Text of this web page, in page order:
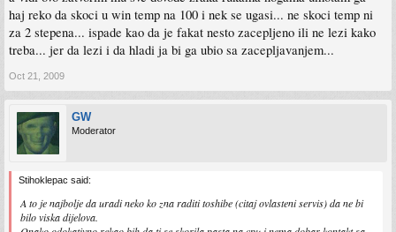
haj reko da skoci u win temp na 100 i nek se ugasi... ne skoci temp ni
za 2 stepena... ispade kao da je fakat nesto zacepljeno ili ne lezi kako
treba... jer da lezi i da hladi ja bi ga ubio sa zacepljavanjem...
Oct 21, 2009
GW
Moderator
Stihoklepac said:
A to je najbolje da uradi neko ko zna raditi toshibe (citaj ovlasteni servis) da ne bi
bilo viska dijelova.